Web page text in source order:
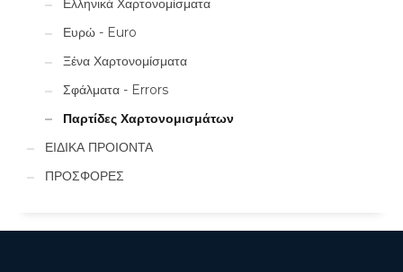
Ελληνικά Χαρτονομίσματα
Ευρώ - Euro
Ξένα Χαρτονομίσματα
Σφάλματα - Errors
Παρτίδες Χαρτονομισμάτων
ΕΙΔΙΚΑ ΠΡΟΙΟΝΤΑ
ΠΡΟΣΦΟΡΕΣ